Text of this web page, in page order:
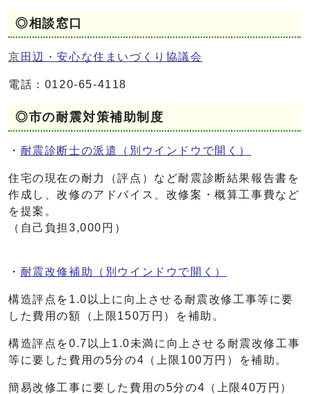
◎相談窓口
京田辺・安心な住まいづくり協議会
電話：0120-65-4118
◎市の耐震対策補助制度
・ 耐震診断士の派遣 （別ウインドウで開く）
住宅の現在の耐力（評点）など耐震診断結果報告書を
作成し、改修のアドバイス、改修案・概算工事費など
を提案。
（自己負担3,000円）
・ 耐震改修補助 （別ウインドウで開く）
構造評点を1.0以上に向上させる耐震改修工事等に要
した費用の額（上限150万円）を補助。
構造評点を0.7以上1.0未満に向上させる耐震改修工事
等に要した費用の5分の4（上限100万円）を補助。
簡易改修工事に要した費用の5分の4（上限40万円）